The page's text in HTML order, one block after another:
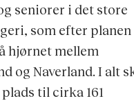
seniorer i det store
som efter planen
hjørnet mellem
og Naverland. I alt
til cirka 161